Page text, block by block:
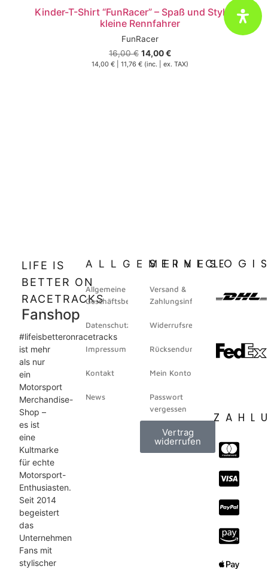
Kinder-T-Shirt “FunRacer” – Spaß und Style für
kleine Rennfahrer
FunRacer
16,00€ 14,00€
14,00 € 11,76 € (inc. | ex. TAX)
LIFE IS
BETTER ON
RACETRACKS
Fanshop
#lifeisbetteronracetracks
ist mehr
als nur
ein
Motorsport
Merchandise-
Shop –
es ist
eine
Kultmarke
für echte
Motorsport-
Enthusiasten.
Seit 2014
begeistert
das
Unternehmen
Fans mit
stylischer
ALLGEMEINES
Allgemeine
Geschäftsbedingungen
Datenschutz
Impressum
Kontakt
News
SERVICE
Versand &
Zahlungsinformation
Widerrufsrecht
Rücksendungen
Mein Konto
Passwort
vergessen
Vertrag
widerrufen